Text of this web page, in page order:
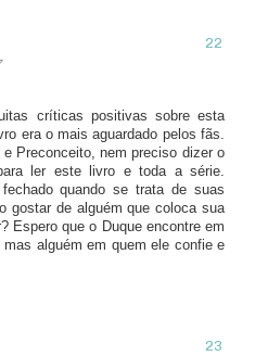
críticas positivas sobre esta
era o mais aguardado pelos fãs.
Preconceito, nem preciso dizer o
ler este livro e toda a série.
quando se trata de suas
gostar de alguém que coloca sua
Espero que o Duque encontre em
alguém em quem ele confie e